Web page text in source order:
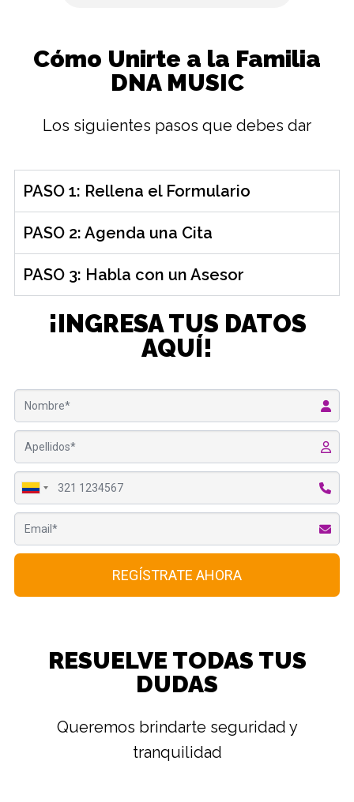
Cómo Unirte a la Familia
DNA MUSIC
Los siguientes pasos que debes dar
PASO 1: Rellena el Formulario
PASO 2: Agenda una Cita
PASO 3: Habla con un Asesor
¡INGRESA TUS DATOS
AQUÍ!
RESUELVE TODAS TUS
DUDAS
Queremos brindarte seguridad y
tranquilidad